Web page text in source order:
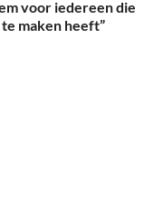
voor iedereen die
maken heeft”